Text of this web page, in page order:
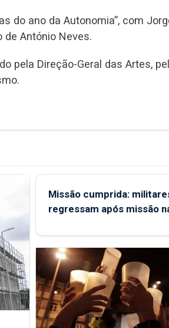
do ano da Autonomia”, com
de António Neves.
pela Direção-Geral das Artes,
Missão cumprida:
regressam após missão